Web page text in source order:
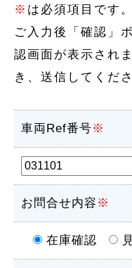
※ は必須項目です。
ご入力後「確認」
認画面が表示され
き、送信してくださ
車両Ref番号※
お問合せ内容 ※
在庫確認